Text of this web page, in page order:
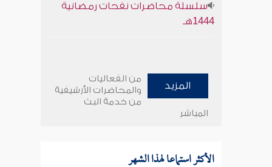
سلسلة محاضرات نفحات رمضانية
1444هـ
المزيد
من الفعاليات
والمحاضرات الأرشيفية
من خدمة البث
المباشر
الأكثر استماعا لهذا الشهر